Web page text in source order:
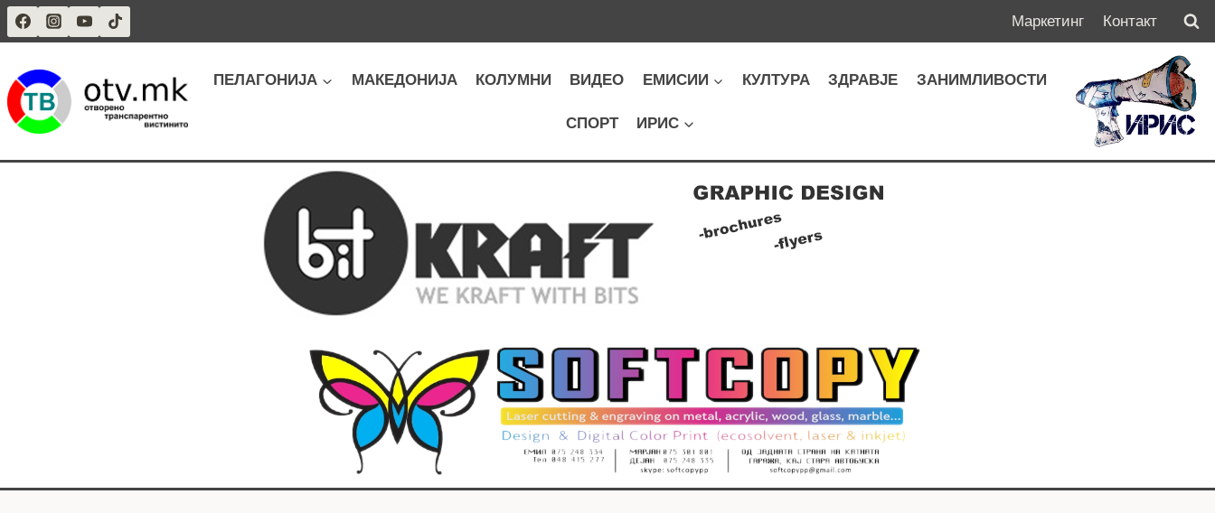
Skip
to
Маркетинг Контакт
ПЕЛАГОНИЈА МАКЕДОНИЈА КОЛУМНИ ВИДЕО ЕМИСИИ КУЛТУРА ЗДРАВЈЕ ЗАНИМЛИВОСТИ
СПОРТ ИРИС